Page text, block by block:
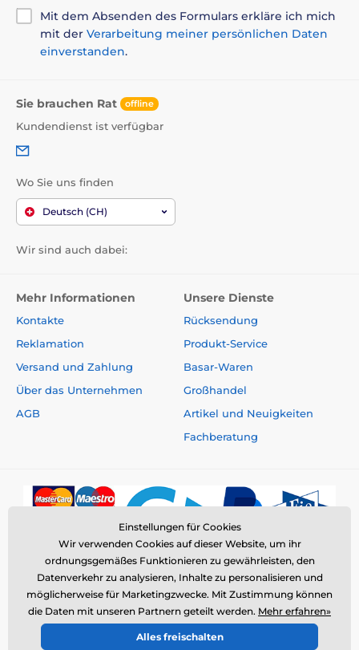
Mit dem Absenden des Formulars erkläre ich mich
mit der Verarbeitung meiner persönlichen Daten
einverstanden.
Sie brauchen Rat offline
Kundendienst ist verfügbar
Wo Sie uns finden
Deutsch (CH)
Wir sind auch dabei:
Mehr Informationen
Kontakte
Reklamation
Versand und Zahlung
Über das Unternehmen
AGB
Unsere Dienste
Rücksendung
Produkt-Service
Basar-Waren
Großhandel
Artikel und Neuigkeiten
Fachberatung
© 2026 www.elektro-halsbander.ch ⦁ E-Shop erstellt von
SIMPLIA.cz
Einstellungen für Cookies
Wir verwenden Cookies auf dieser Website, um ihr
ordnungsgemäßes Funktionieren zu gewährleisten, den
Datenverkehr zu analysieren, Inhalte zu personalisieren und
möglicherweise für Marketingzwecke. Mit Zustimmung können
die Daten mit unseren Partnern geteilt werden. Mehr erfahren»
Alles freischalten